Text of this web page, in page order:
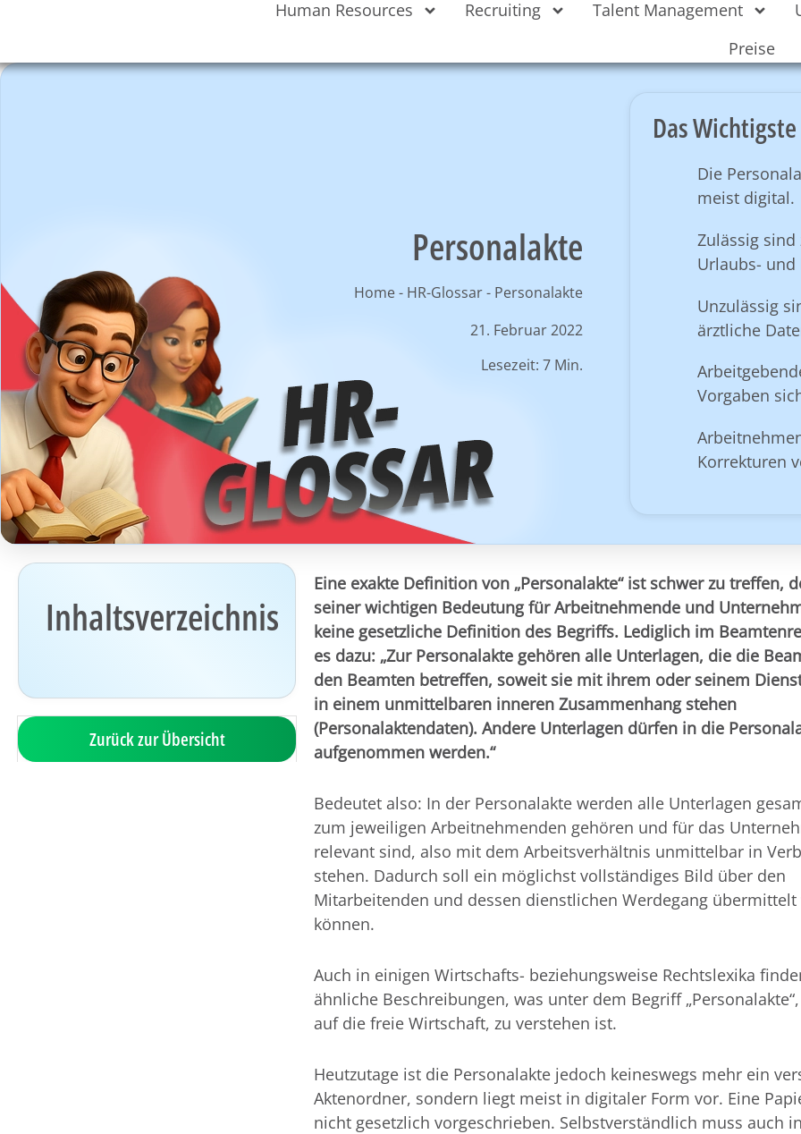
Human Resources Recruiting Talent Management
Preise
Personalakte
Home- HR-Glossar- Personalakte
21. Februar 2022
Lesezeit: 7 Min.
Das
Die
meist digital.
Zulässig sind
Urlaubs- und
Unzulässig
ärztliche
Vorgaben
Korrekturen
Inhaltsverzeichnis
Zurück zur Übersicht
Eine exakte Definition von „Personalakte“ ist schwer zu treffen,
seiner wichtigen Bedeutung für Arbeitnehmende und
keine gesetzliche Definition des Begriffs. Lediglich im
es dazu: „Zur Personalakte gehören alle Unterlagen, die die
den Beamten betreffen, soweit sie mit ihrem oder seinem
in einem unmittelbaren inneren Zusammenhang stehen
(Personalaktendaten). Andere Unterlagen dürfen in die
aufgenommen werden.“
Bedeutet also: In der Personalakte werden alle Unterlagen
zum jeweiligen Arbeitnehmenden gehören und für das
relevant sind, also mit dem Arbeitsverhältnis unmittelbar in
stehen. Dadurch soll ein möglichst vollständiges Bild über den
Mitarbeitenden und dessen dienstlichen Werdegang übermittelt
können.
Auch in einigen Wirtschafts- beziehungsweise Rechtslexika
ähnliche Beschreibungen, was unter dem Begriff
auf die freie Wirtschaft, zu verstehen ist.
Heutzutage ist die Personalakte jedoch keineswegs mehr ein
Aktenordner, sondern liegt meist in digitaler Form vor. Eine
nicht gesetzlich vorgeschrieben. Selbstverständlich muss auch